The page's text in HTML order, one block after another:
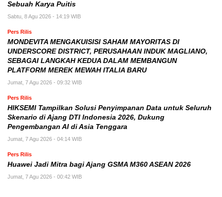
Sebuah Karya Puitis
Sabtu, 8 Agu 2026 - 14:19 WIB
Pers Rilis
MONDEVITA MENGAKUISISI SAHAM MAYORITAS DI
UNDERSCORE DISTRICT, PERUSAHAAN INDUK MAGLIANO,
SEBAGAI LANGKAH KEDUA DALAM MEMBANGUN
PLATFORM MEREK MEWAH ITALIA BARU
Jumat, 7 Agu 2026 - 09:32 WIB
Pers Rilis
HIKSEMI Tampilkan Solusi Penyimpanan Data untuk Seluruh
Skenario di Ajang DTI Indonesia 2026, Dukung
Pengembangan AI di Asia Tenggara
Jumat, 7 Agu 2026 - 04:14 WIB
Pers Rilis
Huawei Jadi Mitra bagi Ajang GSMA M360 ASEAN 2026
Jumat, 7 Agu 2026 - 00:42 WIB